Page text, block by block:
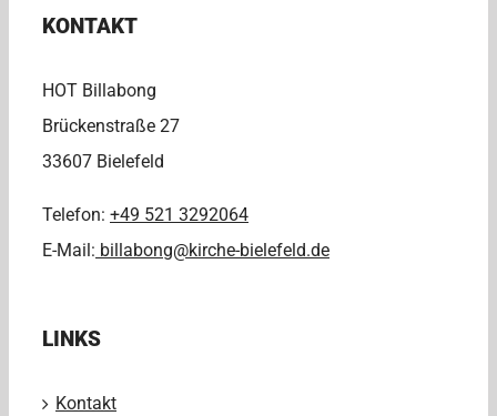
KONTAKT
HOT Billabong
Brückenstraße 27
33607 Bielefeld
Telefon: +49 521 3292064
E-Mail: billabong@kirche-bielefeld.de
LINKS
Kontakt